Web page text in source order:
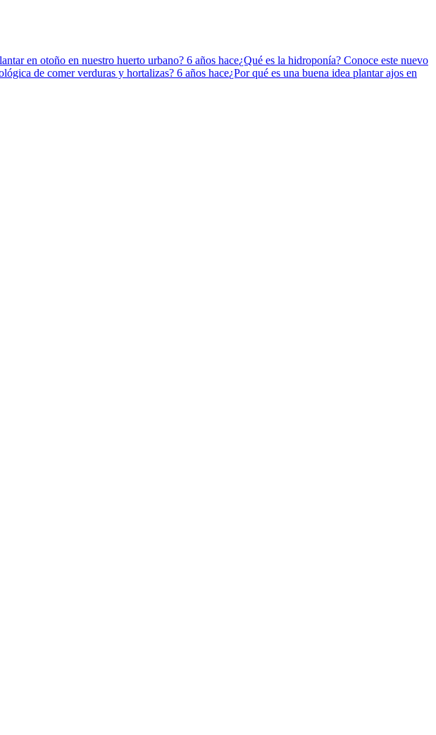
en otoño en nuestro huerto urbano? 6 años hace¿Qué es la hidroponía? Conoce este nuevo
de comer verduras y hortalizas? 6 años hace¿Por qué es una buena idea plantar ajos en